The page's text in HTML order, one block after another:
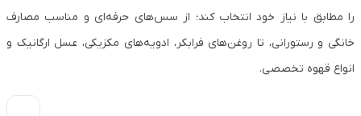
را مطابق با نیاز خود انتخاب کند؛ از سس‌های حرفه‌ای و مناسب مصارف
خانگی و رستورانی، تا روغن‌های فرابکر، ادویه‌های مکزیکی، عسل ارگانیک و
انواع قهوه تخصصی.